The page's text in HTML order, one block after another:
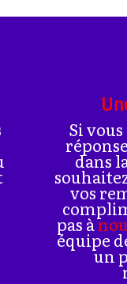
Si
dans
vos
pas à
équipe
un